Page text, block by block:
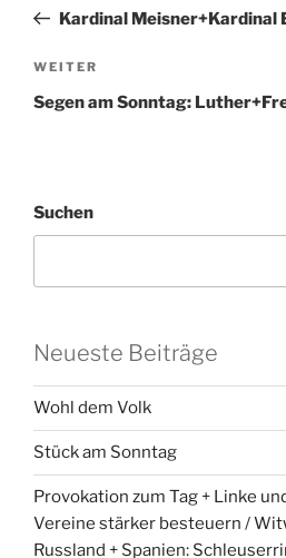
Beitrag
Kardinal Meisner+Kardinal
Nächster
Beitrag
WEITER
Segen am Sonntag:
Suchen
Neueste Beiträge
Wohl dem Volk
Stück am Sonntag
Provokation zum Tag + Linke
Vereine stärker besteuern /
Russland + Spanien: